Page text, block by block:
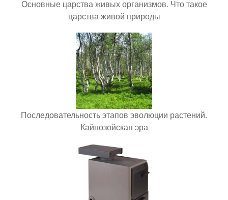
Основные царства живых организмов. Что такое
царства живой природы
Последовательность этапов эволюции растений.
Кайнозойская эра